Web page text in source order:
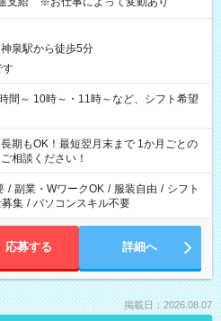
神泉駅から徒歩5分
す
～ 10時～・11時～など、シフト希望
長期もOK！最短翌月末まで 1か月ごとの
相談ください！
/ 副業・WワークOK / 服装自由 / シフト
集 / パソコンスキル不要
応募する 詳細へ
掲載日：2026.08.07